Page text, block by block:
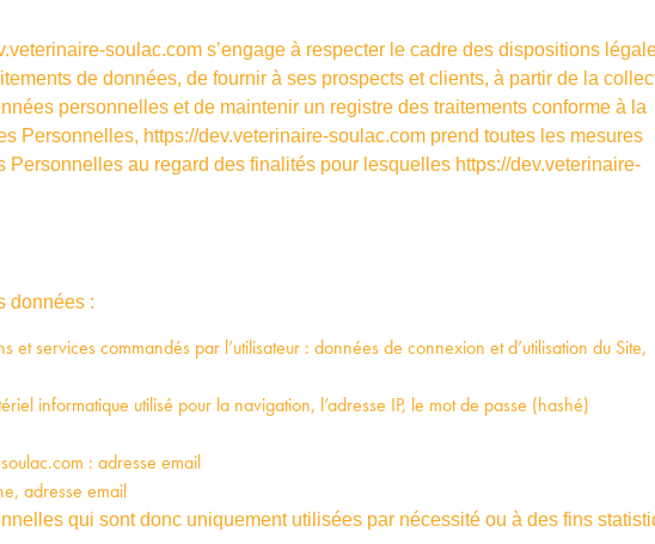
soulac.com s’engage à respecter le cadre des dispositions
de données, de fournir à ses prospects et clients, à partir de la
personnelles et de maintenir un registre des traitements conforme à la
Personnelles, https://dev.veterinaire-soulac.com prend toutes les mesures
Personnelles au regard des finalités pour lesquelles https://dev.veterinaire-
données :
services commandés par l’utilisateur : données de connexion et d’utilisation du Site,
informatique utilisé pour la navigation, l’adresse IP, le mot de passe (hashé)
: adresse email
adresse email
qui sont donc uniquement utilisées par nécessité ou à des fins